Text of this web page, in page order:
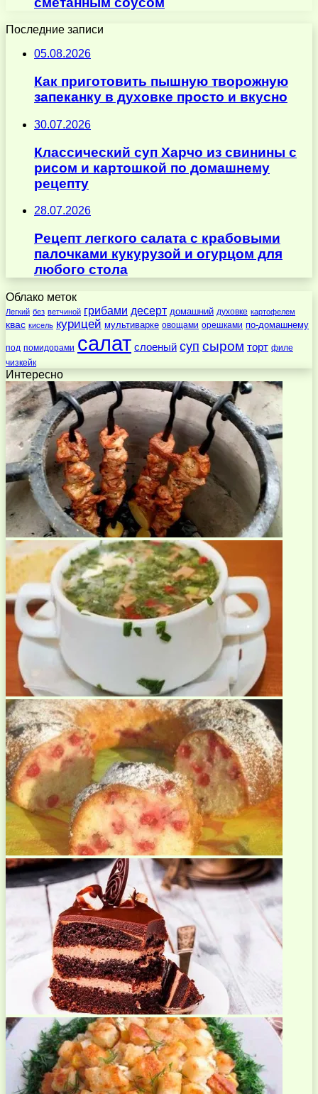
Последние записи
05.08.2026
Как приготовить пышную творожную
запеканку в духовке просто и вкусно
30.07.2026
Классический суп Харчо из свинины с
рисом и картошкой по домашнему
рецепту
28.07.2026
Рецепт легкого салата с крабовыми
палочками кукурузой и огурцом для
любого стола
Облако меток
Легкий без ветчиной грибами десерт домашний духовке картофелем
квас кисель курицей мультиварке овощами орешками по-домашнему
под помидорами салат слоеный суп сыром торт филе
чизкейк
Интересно